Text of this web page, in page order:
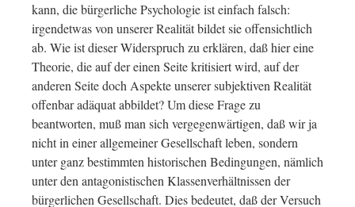
kann, die bürgerliche Psychologie ist einfach falsch:
irgendetwas von unserer Realität bildet sie offensichtlich
ab. Wie ist dieser Widerspruch zu erklären, daß hier eine
Theorie, die auf der einen Seite kritisiert wird, auf der
anderen Seite doch Aspekte unserer subjektiven Realität
offenbar adäquat abbildet? Um diese Frage zu
beantworten, muß man sich vergegenwärtigen, daß wir ja
nicht in einer allgemeiner Gesellschaft leben, sondern
unter ganz bestimmten historischen Bedingungen, nämlich
unter den antagonistischen Klassenverhältnissen der
bürgerlichen Gesellschaft. Dies bedeutet, daß der Versuch